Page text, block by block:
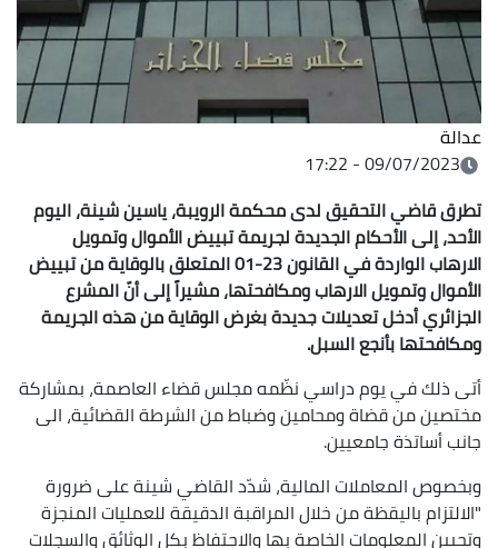
عدالة
09/07/2023 - 17:22
تطرق قاضي التحقيق لدى محكمة الرويبة، ياسين شينة، اليوم
الأحد، إلى الأحكام الجديدة لجريمة تبييض الأموال وتمويل
الارهاب الواردة في القانون 23-01 المتعلق بالوقاية من تبييض
الأموال وتمويل الارهاب ومكافحتها، مشيراً إلى أنّ المشرع
الجزائري أدخل تعديلات جديدة بغرض الوقاية من هذه الجريمة
ومكافحتها بأنجع السبل.
أتى ذلك في يوم دراسي نظّمه مجلس قضاء العاصمة، بمشاركة
مختصين من قضاة ومحامين وضباط من الشرطة القضائية، الى
جانب أساتذة جامعيين.
وبخصوص المعاملات المالية، شدّد القاضي شينة على ضرورة
"الالتزام باليقظة من خلال المراقبة الدقيقة للعمليات المنجزة
وتحيين المعلومات الخاصة بها والاحتفاظ بكل الوثائق والسجلات